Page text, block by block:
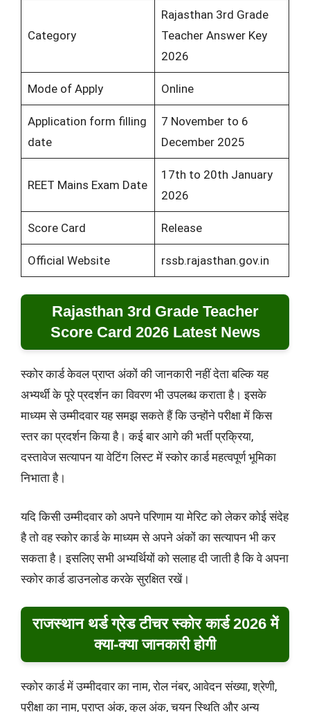
Category
Rajasthan 3rd Grade
Teacher Answer Key
2026
Mode of Apply Online
Application form filling
date
7 November to 6
December 2025
REET Mains Exam Date
17th to 20th January
2026
Score Card Release
Official Website rssb.rajasthan.gov.in
Rajasthan 3rd Grade Teacher
Score Card 2026 Latest News
स्कोर कार्ड केवल प्राप्त अंकों की जानकारी नहीं देता बल्कि यह
अभ्यर्थी के पूरे प्रदर्शन का विवरण भी उपलब्ध कराता है। इसके
माध्यम से उम्मीदवार यह समझ सकते हैं कि उन्होंने परीक्षा में किस
स्तर का प्रदर्शन किया है। कई बार आगे की भर्ती प्रक्रिया,
दस्तावेज सत्यापन या वेटिंग लिस्ट में स्कोर कार्ड महत्वपूर्ण भूमिका
निभाता है।
यदि किसी उम्मीदवार को अपने परिणाम या मेरिट को लेकर कोई संदेह
है तो वह स्कोर कार्ड के माध्यम से अपने अंकों का सत्यापन भी कर
सकता है। इसलिए सभी अभ्यर्थियों को सलाह दी जाती है कि वे अपना
स्कोर कार्ड डाउनलोड करके सुरक्षित रखें।
राजस्थान थर्ड ग्रेड टीचर स्कोर कार्ड 2026 में
क्या-क्या जानकारी होगी
स्कोर कार्ड में उम्मीदवार का नाम, रोल नंबर, आवेदन संख्या, श्रेणी,
परीक्षा का नाम, प्राप्त अंक, कुल अंक, चयन स्थिति और अन्य